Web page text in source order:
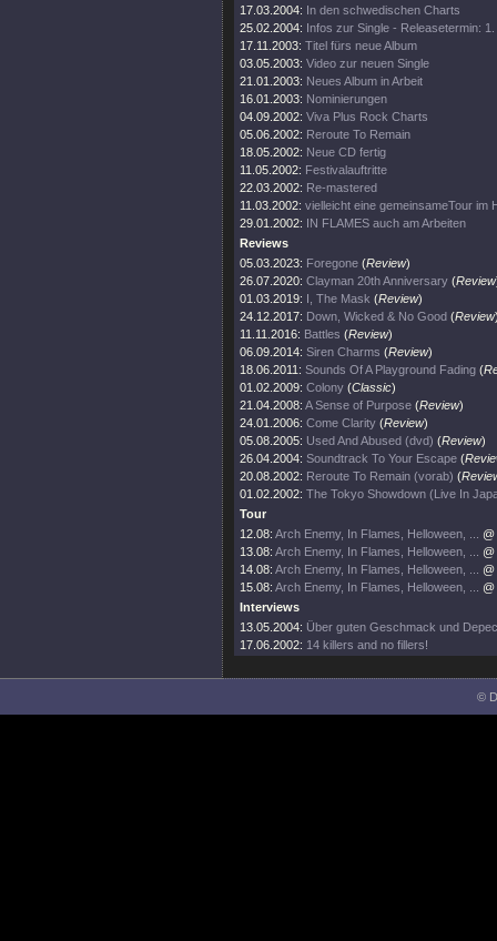
17.03.2004: In den schwedischen Charts
25.02.2004: Infos zur Single - Releasetermin:
17.11.2003: Titel fürs neue Album
03.05.2003: Video zur neuen Single
21.01.2003: Neues Album in Arbeit
16.01.2003: Nominierungen
04.09.2002: Viva Plus Rock Charts
05.06.2002: Reroute To Remain
18.05.2002: Neue CD fertig
11.05.2002: Festivalauftritte
22.03.2002: Re-mastered
11.03.2002: vielleicht eine gemeinsameTour im
29.01.2002: IN FLAMES auch am Arbeiten
Reviews
05.03.2023: Foregone (Review)
26.07.2020: Clayman 20th Anniversary (Review
01.03.2019: I, The Mask (Review)
24.12.2017: Down, Wicked & No Good (Review
11.11.2016: Battles (Review)
06.09.2014: Siren Charms (Review)
18.06.2011: Sounds Of A Playground Fading (
01.02.2009: Colony (Classic)
21.04.2008: A Sense of Purpose (Review)
24.01.2006: Come Clarity (Review)
05.08.2005: Used And Abused (dvd) (Review)
26.04.2004: Soundtrack To Your Escape (
20.08.2002: Reroute To Remain (vorab) (
01.02.2002: The Tokyo Showdown (Live In
Tour
12.08: Arch Enemy, In Flames, Helloween, ...
13.08: Arch Enemy, In Flames, Helloween, ...
14.08: Arch Enemy, In Flames, Helloween, ...
15.08: Arch Enemy, In Flames, Helloween, ...
Interviews
13.05.2004: Über guten Geschmack und
17.06.2002: 14 killers and no fillers!
©